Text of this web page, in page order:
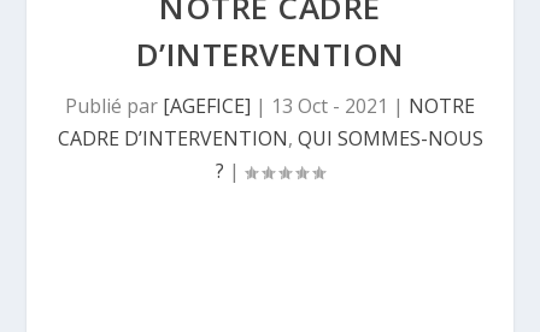
D’INTERVENTION
Publié par [AGEFICE] | 13 Oct - 2021 | NOTRE
CADRE D’INTERVENTION, QUI SOMMES-NOUS
? |